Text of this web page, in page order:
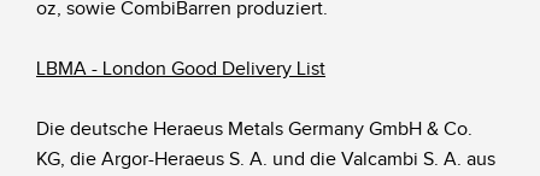
oz, sowie CombiBarren produziert.
LBMA - London Good Delivery List
Die deutsche Heraeus Metals Germany GmbH & Co.
KG, die Argor-Heraeus S. A. und die Valcambi S. A. aus